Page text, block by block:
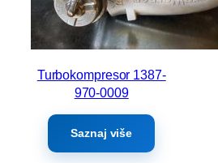
Turbokompresor 1387-
970-0009
Saznaj više